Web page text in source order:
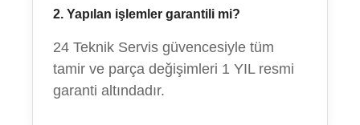
2. Yapılan işlemler garantili mi?
24 Teknik Servis güvencesiyle tüm
tamir ve parça değişimleri 1 YIL resmi
garanti altındadır.